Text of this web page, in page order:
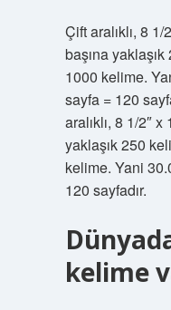
Çift aralıklı, 8
başına
1000 kelime.
sayfa = 120
aralıklı, 8 1/2″
yaklaşık 250
kelime. Yani
120 sayfadır.
kelime